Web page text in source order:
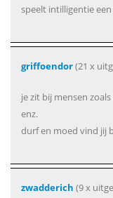
speelt intilligentie
griffoendor(21 x
je zit bij mensen
enz.
durf en moed vind jij
zwadderich (9 x